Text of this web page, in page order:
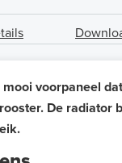
voorpaneel
De radiator